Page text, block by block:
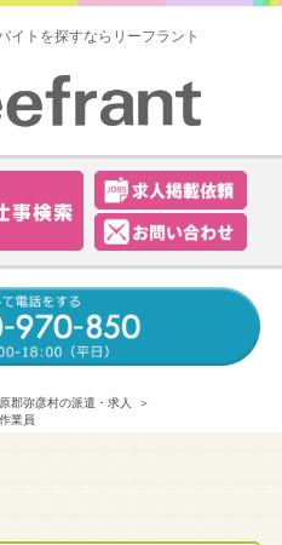
イトを探すならリーフラント
郡弥彦村の派遣・求人
業員